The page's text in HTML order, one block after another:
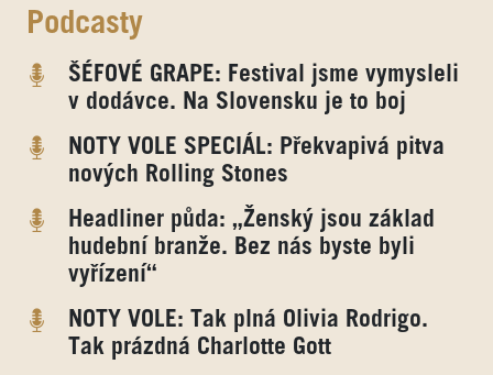
Podcasty
ŠÉFOVÉ GRAPE: Festival jsme vymysleli
v dodávce. Na Slovensku je to boj
NOTY VOLE SPECIÁL: Překvapivá pitva
nových Rolling Stones
Headliner půda: „Ženský jsou základ
hudební branže. Bez nás byste byli
vyřízení“
NOTY VOLE: Tak plná Olivia Rodrigo.
Tak prázdná Charlotte Gott